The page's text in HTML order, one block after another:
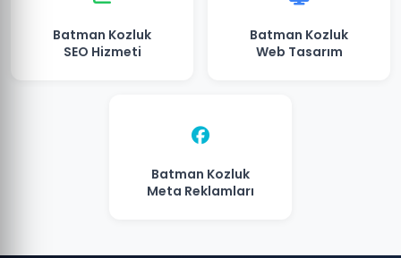
Batman Kozluk
SEO Hizmeti
Batman Kozluk
Web Tasarım
Batman Kozluk
Meta Reklamları